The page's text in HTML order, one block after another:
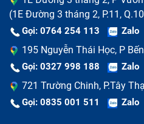
(1E Đường 3 tháng 2, P.11,
Gọi: 0764 254 113 Zalo
195 Nguyễn Thái Học, P
Gọi: 0327 998 188 Zalo
721 Trường Chinh, P.Tây
Gọi: 0835 001 511 Zalo